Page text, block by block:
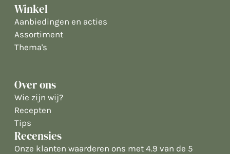
Winkel
Aanbiedingen en acties
Assortiment
Thema's
Over ons
Wie zijn wij?
Recepten
Tips
Recensies
Onze klanten waarderen ons met 4.9 van de 5